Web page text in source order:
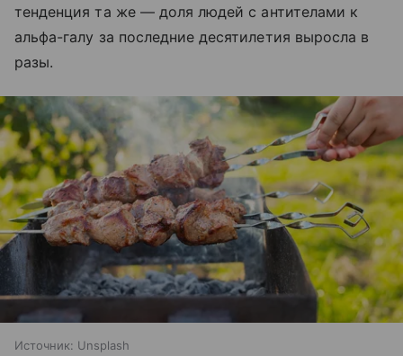
тенденция та же — доля людей с антителами к
альфа-галу за последние десятилетия выросла в
разы.
Источник: Unsplash